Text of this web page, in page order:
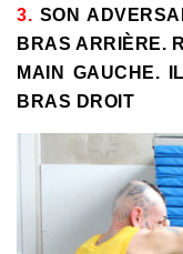
3. SON
BRAS ARRIÈRE.
MAIN GAUCHE.
BRAS DROIT